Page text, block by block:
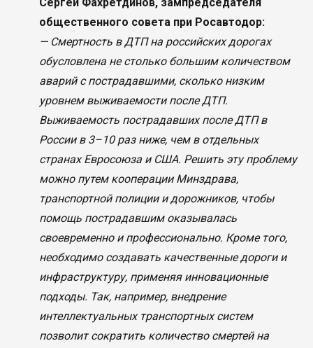
общественного совета при Росавтодор:
— Смертность в ДТП на российских дорогах
обусловлена не столько большим количеством
аварий с пострадавшими, сколько низким
уровнем выживаемости после ДТП.
Выживаемость пострадавших после ДТП в
России в 3–10 раз ниже, чем в отдельных
странах Евросоюза и США. Решить эту проблему
можно путем кооперации Минздрава,
транспортной полиции и дорожников, чтобы
помощь пострадавшим оказывалась
своевременно и профессионально. Кроме того,
необходимо создавать качественные дороги и
инфраструктуру, применяя инновационные
подходы. Так, например, внедрение
интеллектуальных транспортных систем
позволит сократить количество смертей на